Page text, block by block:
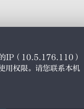
IP（10.5.176.110）
用权限。请您联系本机